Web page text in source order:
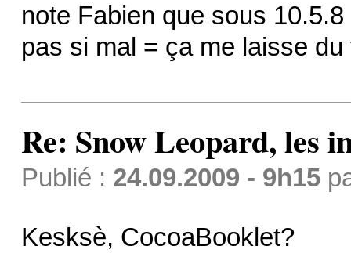
note Fabien que sous
pas si mal = ça me laisse du
Re: Snow Leopard, les
Publié : 24.09.2009 - 9h15
Kesksè, CocoaBooklet?